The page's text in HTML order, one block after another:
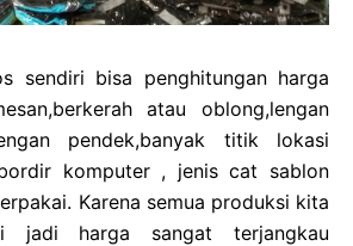
sendiri bisa penghitungan harga
atau oblong,lengan
pendek,banyak titik lokasi
komputer , jenis cat sablon
Karena semua produksi kita
jadi harga sangat terjangkau